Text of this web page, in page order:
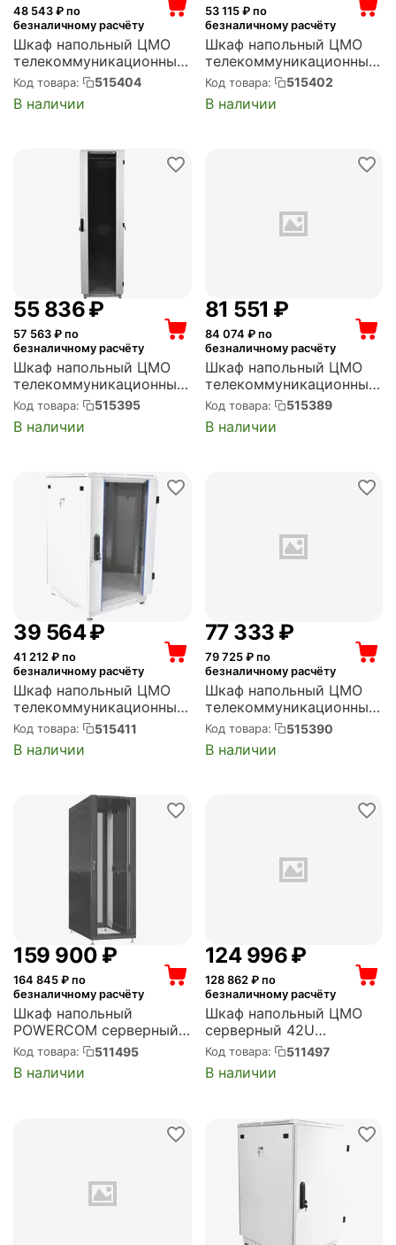
48 543 ₽ по
безналичному расчёту
Шкаф напольный ЦМО
телекоммуникационный
30U (600 x 600) дверь
стекло (ШТК-М-30.6.6-
1ААА)
Код товара: 515404
В наличии
53 115₽ по
безналичному расчёту
Шкаф напольный ЦМО
телекоммуникационный
30U (600 x 800) дверь
стекло (ШТК-М-30.6.8-
1ААА)
Код товара: 515402
В наличии
55 836₽
57 563 ₽ по
безналичному расчёту
Шкаф напольный ЦМО
телекоммуникационный
36U (600 x 800) дверь
стекло (ШТК-М-36.6.8-
1ААА)
Код товара: 515395
В наличии
81 551 ₽
84 074 ₽ по
безналичному расчёту
Шкаф напольный ЦМО
телекоммуникационный
48U (800 x 800) дверь
стекло, чёрный (ШТК-
М-48.8.8-1ААА-9005)
Код товара: 515389
В наличии
39 564₽
41 212 ₽ по
безналичному расчёту
Шкаф напольный ЦМО
телекоммуникационный
24U (600 x 600) дверь
стекло (ШТК-М-24.6.6-
1ААА)
Код товара: 515411
В наличии
77 333 ₽
79 725₽ по
безналичному расчёту
Шкаф напольный ЦМО
телекоммуникационный
48U (600 x 800) дверь
перфорированная, 2шт.
(ШТК-М-48.6.8-44АА)
Код товара: 515390
В наличии
159 900 ₽
164 845 ₽ по
безналичному расчёту
Шкаф напольный
POWERCOM серверный
42U 600x800мм
пер.дв.перфор.
задн.дв.перфор.2-хст.
Код товара: 511495
В наличии
124 996₽
128 862₽ по
безналичному расчёту
Шкаф напольный ЦМО
серверный 42U
800x1200мм
пер.дв.перфор.2ств. 2
бок.пан.
направл.под винты
1350кг черный 883мм
174кг 120град. 1950мм ...
Код товара: 511497
В наличии